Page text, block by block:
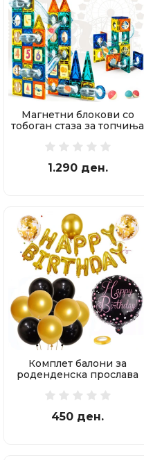
Магнетни блокови со
тобоган стаза за топчиња
1.290 ден.
Комплет балони за
роденденска прослава
450 ден.